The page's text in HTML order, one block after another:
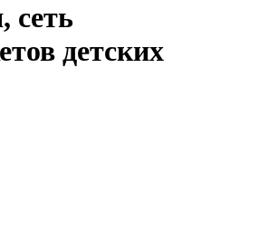
сеть
детских